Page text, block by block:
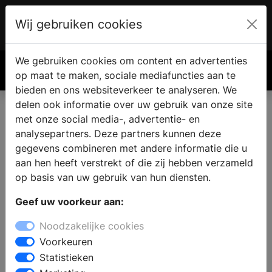
€ 0.00
Badkamer kopen in
Loenersloot
een sanitair winkel in Loenersloot ? In de showroom
van de badkamerwinkel staat een ervaren team klaar
om advies te geven. Er staan badkameropstellingen,
die de laatste badkamertrends en een variatie aan
badkamerstijlen laten zien.
Wij gebruiken cookies
We gebruiken cookies om content en advertenties
op maat te maken, sociale mediafuncties aan te
bieden en ons websiteverkeer te analyseren. We
delen ook informatie over uw gebruik van onze site
met onze social media-, advertentie- en
analysepartners. Deze partners kunnen deze
gegevens combineren met andere informatie die u
aan hen heeft verstrekt of die zij hebben verzameld
op basis van uw gebruik van hun diensten.
Geef uw voorkeur aan:
Noodzakelijke cookies
Voorkeuren
Statistieken